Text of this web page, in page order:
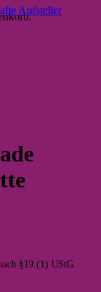
Aufsteller
§19 (1) UStG.